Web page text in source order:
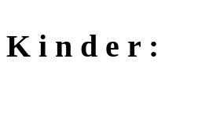
K i n d e r :